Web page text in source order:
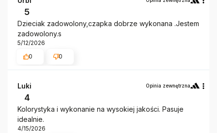
5
Dzieciak zadowolony,czapka dobrze wykonana .Jestem
zadowolony.s
5/12/2026
0
0
Luki Opinia zewnętrzna
4
Kolorystyka i wykonanie na wysokiej jakości. Pasuje
idealnie.
4/15/2026